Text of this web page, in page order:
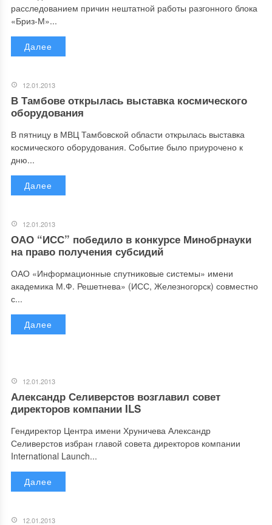
расследованием причин нештатной работы разгонного блока
«Бриз-М»...
Далее
12.01.2013
В Тамбове открылась выставка космического
оборудования
В пятницу в МВЦ Тамбовской области открылась выставка
космического оборудования. Событие было приурочено к
дню...
Далее
12.01.2013
ОАО “ИСС” победило в конкурсе Минобрнауки
на право получения субсидий
ОАО «Информационные спутниковые системы» имени
академика М.Ф. Решетнева» (ИСС, Железногорск) совместно
с...
Далее
12.01.2013
Александр Селиверстов возглавил совет
директоров компании ILS
Гендиректор Центра имени Хруничева Александр
Селиверстов избран главой совета директоров компании
International Launch...
Далее
12.01.2013